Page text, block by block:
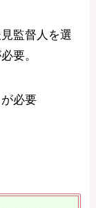
監督人を選
要。
必要